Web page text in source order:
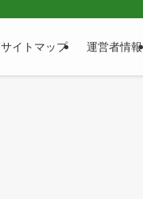
サイトマップ 運営者情報